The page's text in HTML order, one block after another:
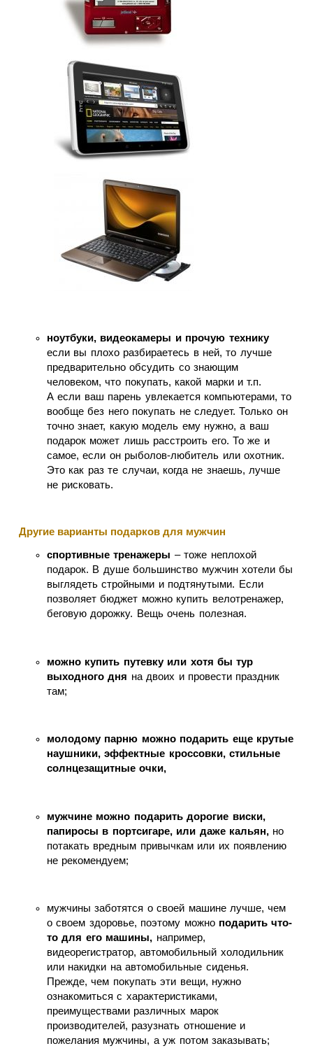
ноутбуки, видеокамеры и прочую технику
если вы плохо разбираетесь в ней, то лучше
предварительно обсудить со знающим
человеком, что покупать, какой марки и т.п.
А если ваш парень увлекается компьютерами, то
вообще без него покупать не следует. Только он
точно знает, какую модель ему нужно, а ваш
подарок может лишь расстроить его. То же и
самое, если он рыболов-любитель или охотник.
Это как раз те случаи, когда не знаешь, лучше
не рисковать.
Другие варианты подарков для мужчин
спортивные тренажеры – тоже неплохой
подарок. В душе большинство мужчин хотели бы
выглядеть стройными и подтянутыми. Если
позволяет бюджет можно купить велотренажер,
беговую дорожку. Вещь очень полезная.
можно купить путевку или хотя бы тур
выходного дня на двоих и провести праздник
там;
молодому парню можно подарить еще крутые
наушники, эффектные кроссовки, стильные
солнцезащитные очки,
мужчине можно подарить дорогие виски,
папиросы в портсигаре, или даже кальян, но
потакать вредным привычкам или их появлению
не рекомендуем;
мужчины заботятся о своей машине лучше, чем
о своем здоровье, поэтому можно подарить что-
то для его машины, например,
видеорегистратор, автомобильный холодильник
или накидки на автомобильные сиденья.
Прежде, чем покупать эти вещи, нужно
ознакомиться с характеристиками,
преимуществами различных марок
производителей, разузнать отношение и
пожелания мужчины, а уж потом заказывать;